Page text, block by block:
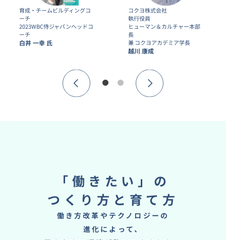
育成・チームビルディングコ
ーチ
2023WBC侍ジャパンヘッドコ
ーチ
白井 一幸 氏
コクヨ株式会社
執行役員
ヒューマン＆カルチャー本部
長
兼 コクヨアカデミア学長
越川 康成
「働きたい」の
つくり方と育て方
働き方改革やテクノロジーの
進化によって、